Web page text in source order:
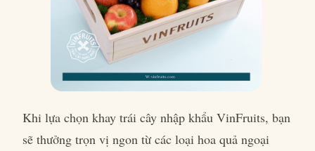
Khi lựa chọn khay trái cây nhập khẩu VinFruits, bạn
sẽ thưởng trọn vị ngon từ các loại hoa quả ngoại